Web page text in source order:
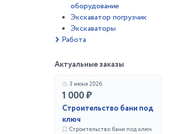
оборудование
Экскаватор погрузчик
Экскаваторы
Работа
Актуальные заказы
3 июня 2026
1 000 ₽
Строительство бани под
ключ
Строительство бани под ключ